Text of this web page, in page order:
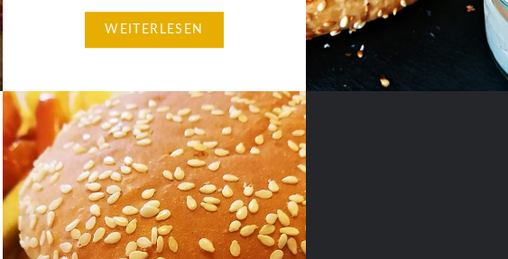
ich mit meiner Familie von
hatten dort eine totale Baracke
gekauft, aber es zählte die Lage
–…
WEITERLESEN